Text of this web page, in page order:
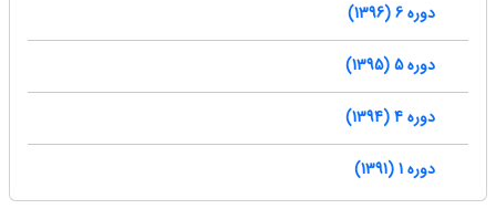
دوره 6 (1396)
دوره 5 (1395)
دوره 4 (1394)
دوره 1 (1391)